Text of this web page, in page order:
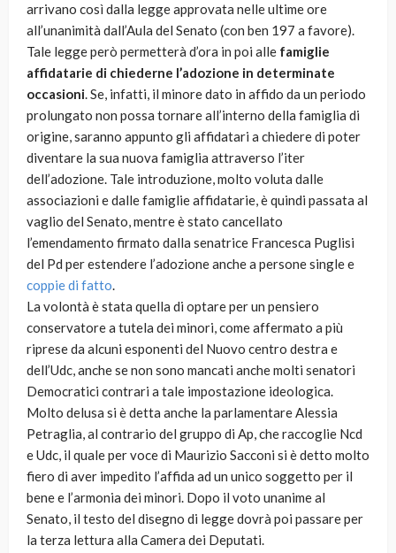
arrivano così dalla legge approvata nelle ultime ore
all’unanimità dall’Aula del Senato (con ben 197 a favore).
Tale legge però permetterà d’ora in poi alle famiglie
affidatarie di chiederne l’adozione in determinate
occasioni. Se, infatti, il minore dato in affido da un periodo
prolungato non possa tornare all’interno della famiglia di
origine, saranno appunto gli affidatari a chiedere di poter
diventare la sua nuova famiglia attraverso l’iter
dell’adozione. Tale introduzione, molto voluta dalle
associazioni e dalle famiglie affidatarie, è quindi passata al
vaglio del Senato, mentre è stato cancellato
l’emendamento firmato dalla senatrice Francesca Puglisi
del Pd per estendere l’adozione anche a persone single e
coppie di fatto.
La volontà è stata quella di optare per un pensiero
conservatore a tutela dei minori, come affermato a più
riprese da alcuni esponenti del Nuovo centro destra e
dell’Udc, anche se non sono mancati anche molti senatori
Democratici contrari a tale impostazione ideologica.
Molto delusa si è detta anche la parlamentare Alessia
Petraglia, al contrario del gruppo di Ap, che raccoglie Ncd
e Udc, il quale per voce di Maurizio Sacconi si è detto molto
fiero di aver impedito l’affida ad un unico soggetto per il
bene e l’armonia dei minori. Dopo il voto unanime al
Senato, il testo del disegno di legge dovrà poi passare per
la terza lettura alla Camera dei Deputati.